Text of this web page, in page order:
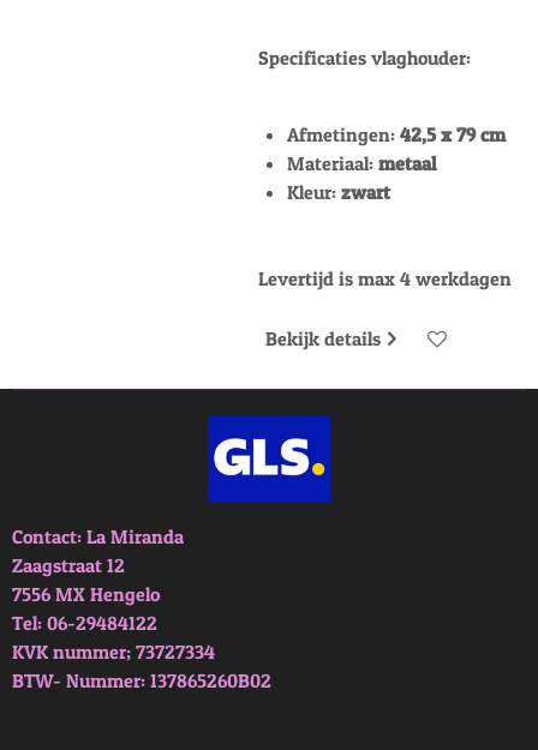
Specificaties vlaghouder:
Afmetingen: 42,5 x 79 cm
Materiaal: metaal
Kleur: zwart
Levertijd is max 4 werkdagen
Bekijk details
Contact: La Miranda
Zaagstraat 12
7556 MX Hengelo
Tel: 06-29484122
KVK nummer; 73727334
BTW- Nummer: 137865260B02